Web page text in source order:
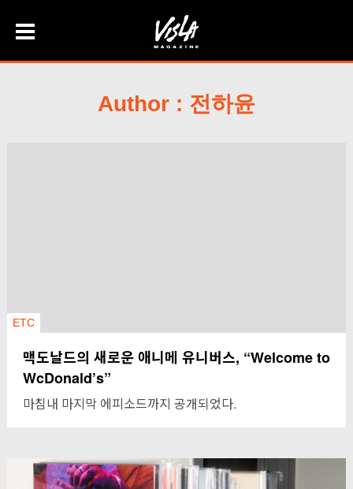
Author : 전하윤
ETC
맥도날드의 새로운 애니메 유니버스, “Welcome to
WcDonald’s”
마침내 마지막 에피소드까지 공개되었다.